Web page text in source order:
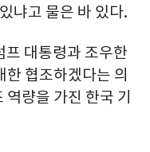
냐고 물은 바 있다.
프 대통령과 조우한
협조하겠다는 의
량을 가진 한국 기